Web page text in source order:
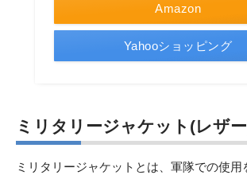
Amazon
Yahooショッピング
ミリタリージャケット(レザ
ミリタリージャケットとは、軍隊での使